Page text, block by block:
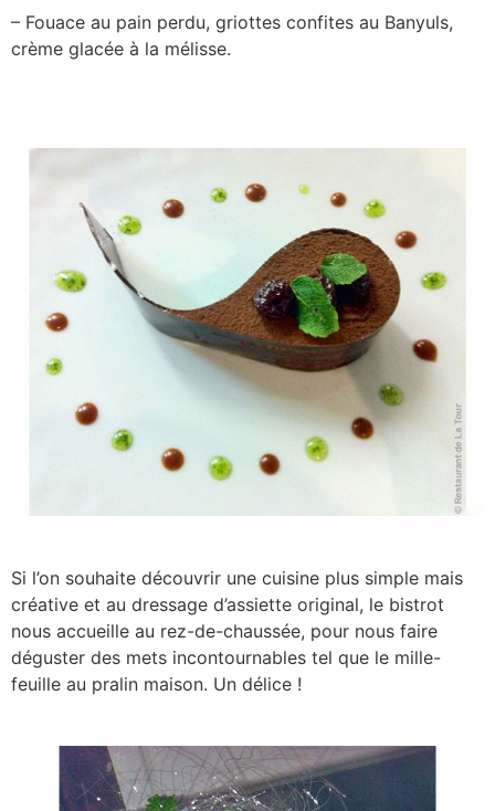
– Fouace au pain perdu, griottes confites au Banyuls,
crème glacée à la mélisse.
Si l’on souhaite découvrir une cuisine plus simple mais
créative et au dressage d’assiette original, le bistrot
nous accueille au rez-de-chaussée, pour nous faire
déguster des mets incontournables tel que le mille-
feuille au pralin maison. Un délice !